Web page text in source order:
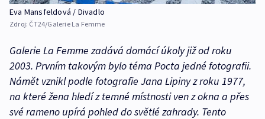
Eva Mansfeldová / Divadlo
Zdroj: ČT24/Galerie La Femme
Galerie La Femme zadává domácí úkoly již od roku
2003. Prvním takovým bylo téma Pocta jedné fotografii.
Námět vznikl podle fotografie Jana Lipiny z roku 1977,
na které žena hledí z temné místnosti ven z okna a přes
své rameno upírá pohled do světlé zahrady. Tento